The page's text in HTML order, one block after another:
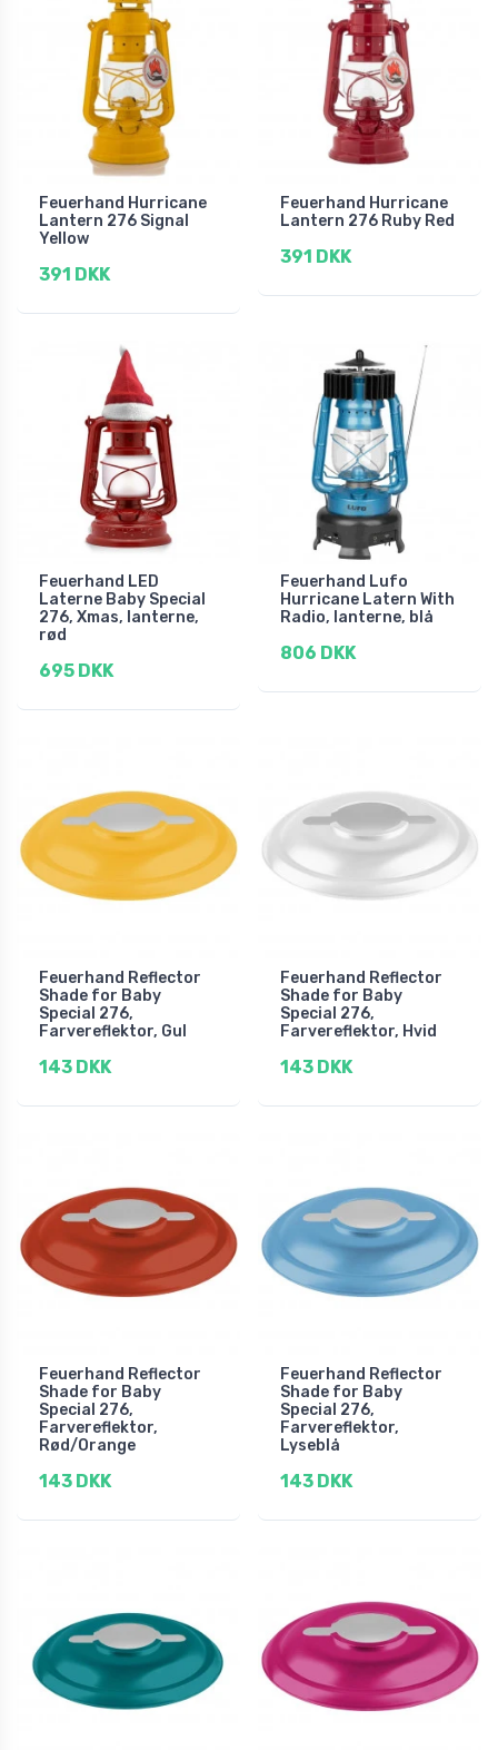
Feuerhand Hurricane
Lantern 276 Signal
Yellow
391 DKK
Feuerhand Hurricane
Lantern 276 Ruby Red
391 DKK
Feuerhand LED
Laterne Baby Special
276, Xmas, lanterne,
rød
695 DKK
Feuerhand Lufo
Hurricane Latern With
Radio, lanterne, blå
806 DKK
Feuerhand Reflector
Shade for Baby
Special 276,
Farvereflektor, Gul
143 DKK
Feuerhand Reflector
Shade for Baby
Special 276,
Farvereflektor, Hvid
143 DKK
Feuerhand Reflector
Shade for Baby
Special 276,
Farvereflektor,
Rød/Orange
143 DKK
Feuerhand Reflector
Shade for Baby
Special 276,
Farvereflektor,
Lyseblå
143 DKK